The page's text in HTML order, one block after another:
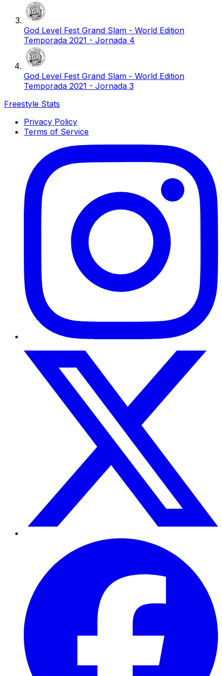
God Level Fest Grand Slam - World Edition
Temporada 2021 - Jornada 4
God Level Fest Grand Slam - World Edition
Temporada 2021 - Jornada 3
Freestyle Stats
Privacy Policy
Terms of Service